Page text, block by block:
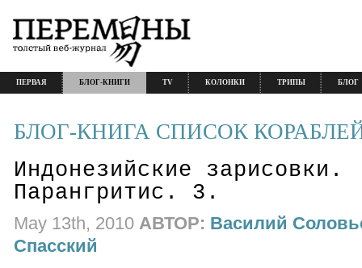
ПЕРВАЯ БЛОГ-КНИГИ TV КОЛОНКИ ТРИПЫ БЛОГ
БЛОГ-КНИГА СПИСОК
Индонезийские зарисовки.
Парангритис. 3.
May 13th, 2010 АВТОР: Василий
Спасский